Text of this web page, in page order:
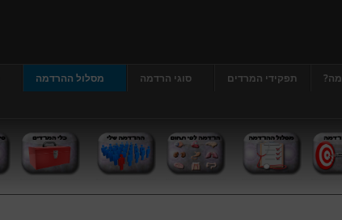
תפקידי המרדים סוגי הרדמה מסלול ההרדמה